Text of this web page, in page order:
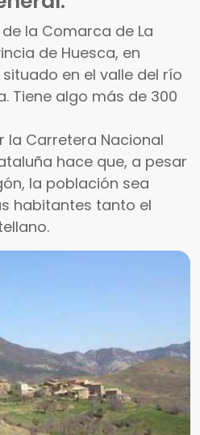
la Comarca de La
de Huesca, en
en el valle del río
Tiene algo más de 300
la Carretera Nacional
hace que, a pesar
la población sea
habitantes tanto el